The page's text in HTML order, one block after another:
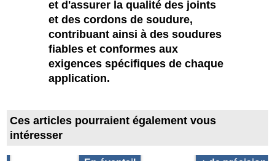
et d'assurer la qualité des joints
et des cordons de soudure,
contribuant ainsi à des soudures
fiables et conformes aux
exigences spécifiques de chaque
application.
Ces articles pourraient également vous
intéresser